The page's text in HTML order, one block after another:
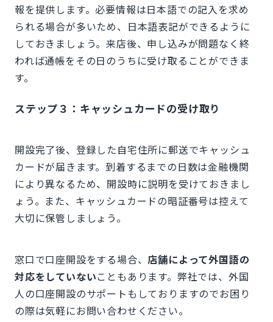
報を提供します。必要情報は日本語での記入を求め
られる場合が多いため、日本語表記ができるように
しておきましょう。来店後、申し込みが問題なく終
われば通帳をその日のうちに受け取ることができま
す。
ステップ３：キャッシュカードの受け取り
開設完了後、登録した自宅住所に郵送でキャッシュ
カードが届きます。到着するまでの日数は金融機関
により異なるため、開設時に説明を受けておきまし
ょう。また、キャッシュカードの暗証番号は控えて
大切に保管しましょう。
窓口で口座開設をする場合、 店舗によって外国語の
対応をしていないこともあります。弊社では、外国
人の口座開設のサポートもしておりますのでお困り
の際は気軽にお問い合わせください。